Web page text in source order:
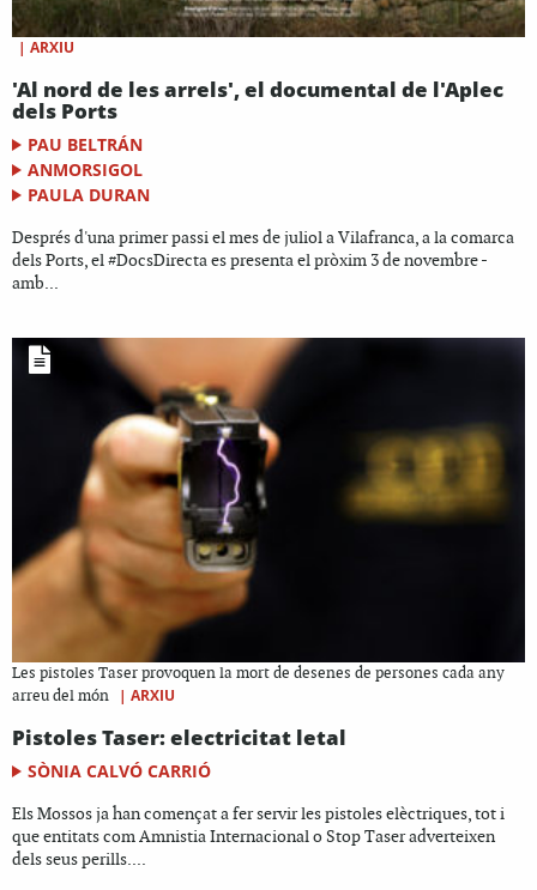
| ARXIU
'Al nord de les arrels', el documental de l'Aplec
dels Ports
PAU BELTRÁN
ANMORSIGOL
PAULA DURAN
Després d'una primer passi el mes de juliol a Vilafranca, a la comarca
dels Ports, el #DocsDirecta es presenta el pròxim 3 de novembre -
amb...
Les pistoles Taser provoquen la mort de desenes de persones cada any
arreu del món
| ARXIU
Pistoles Taser: electricitat letal
SÒNIA CALVÓ CARRIÓ
Els Mossos ja han començat a fer servir les pistoles elèctriques, tot i
que entitats com Amnistia Internacional o Stop Taser adverteixen
dels seus perills....